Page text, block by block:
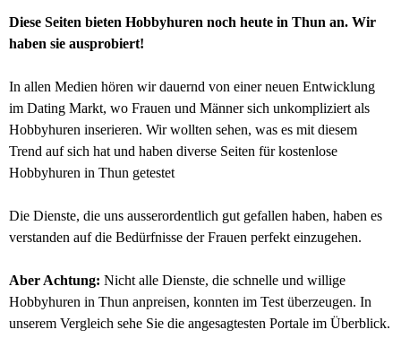
Diese Seiten bieten Hobbyhuren noch heute in Thun an. Wir
haben sie ausprobiert!
In allen Medien hören wir dauernd von einer neuen Entwicklung
im Dating Markt, wo Frauen und Männer sich unkompliziert als
Hobbyhuren inserieren. Wir wollten sehen, was es mit diesem
Trend auf sich hat und haben diverse Seiten für kostenlose
Hobbyhuren in Thun getestet
Die Dienste, die uns ausserordentlich gut gefallen haben, haben es
verstanden auf die Bedürfnisse der Frauen perfekt einzugehen.
Aber Achtung: Nicht alle Dienste, die schnelle und willige
Hobbyhuren in Thun anpreisen, konnten im Test überzeugen. In
unserem Vergleich sehe Sie die angesagtesten Portale im Überblick.